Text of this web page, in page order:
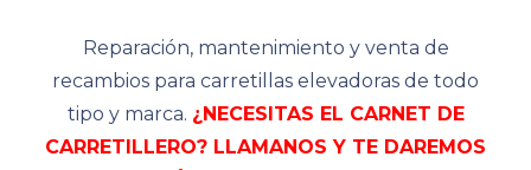
Reparación, mantenimiento y venta de
recambios para carretillas elevadoras de todo
tipo y marca. ¿NECESITAS EL CARNET DE
CARRETILLERO? LLAMANOS Y TE DAREMOS